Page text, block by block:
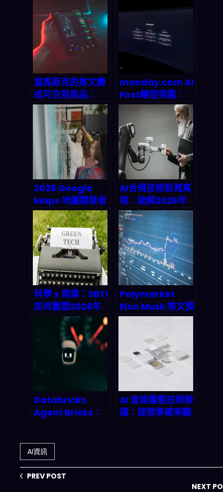
當馬斯克的推文變
成可交易商品：
Polymarket 預
測市場如何重新定
義名人經濟
monday.com AI
First轉型突圍：
SaaS龍頭如何靠
39.2億營收碾壓市
場預期？
2026 Google
Maps 地圖開發者
馬拉松：
SmartRoute 自
動最優路徑與旺季
商家推廣，n8n 自
動化到底怎麼玩？
AI合規技術投資真
相：破解2026年
成本回收與市場暴
漲密碼
科學 x 商業：SBTi
如何重塑2026年
企業永續增長路徑
Polymarket
Elon Musk 推文預
測賭盤怎麼玩？
250 億美元狂飆背
後的 AI 情緒交易
密碼
Databricks
Agent Bricks：
怎麼把「能用」變
「敢上線」？
AI 查詢重整技術解
碼：提問準確率翻
AI資訊
PREV POST
NEXT